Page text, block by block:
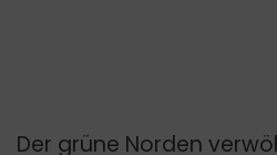
Der grüne Norden